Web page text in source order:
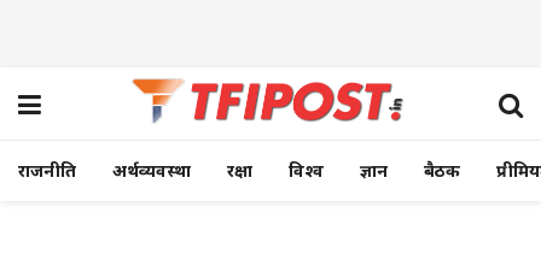
राजनीति अर्थव्यवस्था रक्षा विश्व ज्ञान बैठक